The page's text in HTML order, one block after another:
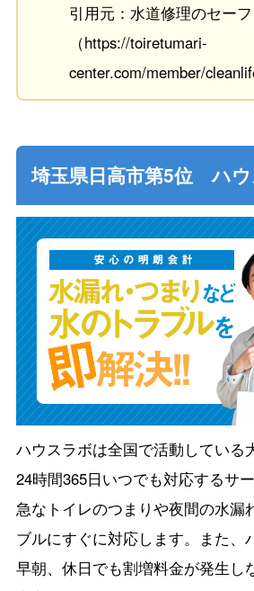
引用元：水道修理のセー
（https://toiretumari-
center.com/member/
埼玉県日高市第5位 ハ
ハウスラボは全国で活動している
24時間365日いつでも対応するサ
急なトイレのつまりや夜間の水漏
ブルにすぐに対応します。また、
早朝、休日でも割増料金が発生し